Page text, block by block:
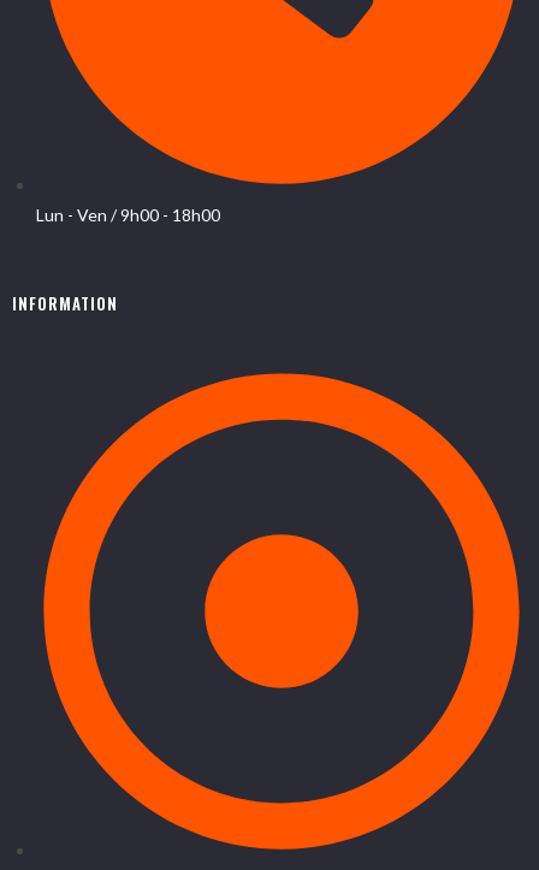
Lun - Ven / 9h00 - 18h00
INFORMATION